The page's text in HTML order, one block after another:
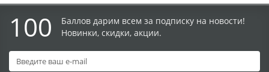
100
Баллов дарим всем за подписку на новости!
Новинки, скидки, акции.